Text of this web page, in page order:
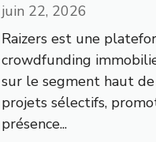
juin 22, 2026
Raizers est une
crowdfunding
sur le segment haut
projets sélectifs,
présence...